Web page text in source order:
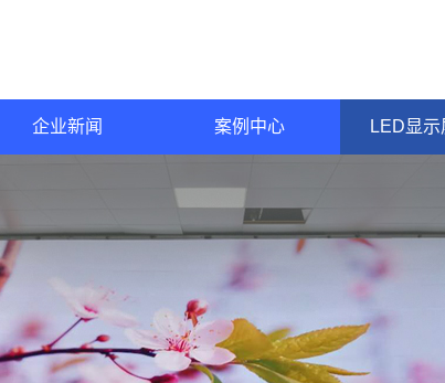
企业新闻 案例中心 LED显示